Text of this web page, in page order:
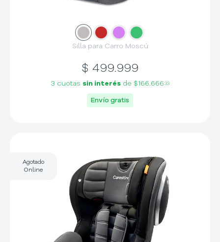
Slide 1
Slide 2
Slide 3
Slide
Silla para Carro Moscú
$ 499.999
3 cuotas sin interés de $166.666 33
Envío gratis
Agotado
Online